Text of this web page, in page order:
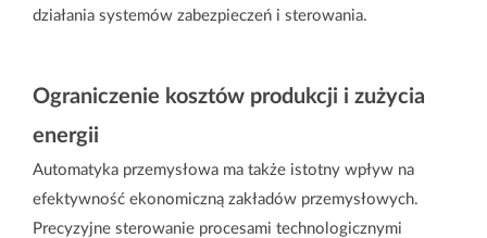
działania systemów zabezpieczeń i sterowania.
Ograniczenie kosztów produkcji i zużycia
energii
Automatyka przemysłowa ma także istotny wpływ na
efektywność ekonomiczną zakładów przemysłowych.
Precyzyjne sterowanie procesami technologicznymi
Energetyka Petrochemia
Automatyzacja
procesów
Systemy IT/IO